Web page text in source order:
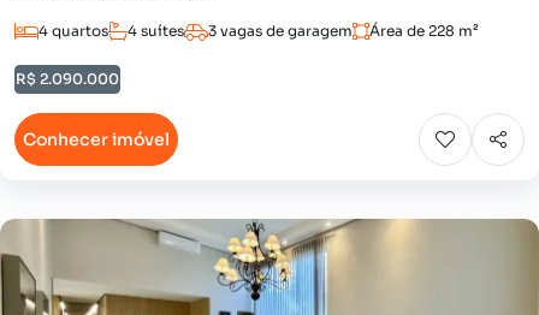
4 quartos 4 suítes 3 vagas de garagem Área de 228 m²
R$ 2.090.000
Conhecer imóvel